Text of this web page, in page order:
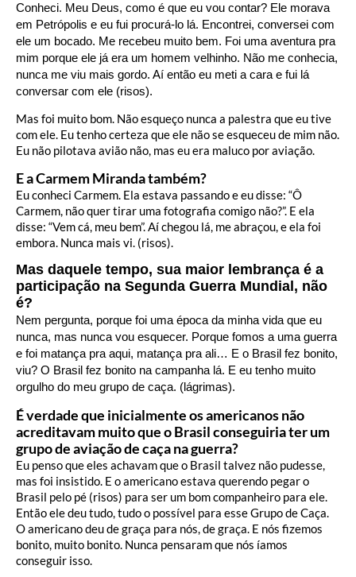
Conheci. Meu Deus, como é que eu vou contar? Ele morava
em Petrópolis e eu fui procurá-lo lá. Encontrei, conversei com
ele um bocado. Me recebeu muito bem. Foi uma aventura pra
mim porque ele já era um homem velhinho. Não me conhecia,
nunca me viu mais gordo. Aí então eu meti a cara e fui lá
conversar com ele (risos).
Mas foi muito bom. Não esqueço nunca a palestra que eu tive
com ele. Eu tenho certeza que ele não se esqueceu de mim não.
Eu não pilotava avião não, mas eu era maluco por aviação.
E a Carmem Miranda também?
Eu conheci Carmem. Ela estava passando e eu disse: “Ô
Carmem, não quer tirar uma fotografia comigo não?”. E ela
disse: “Vem cá, meu bem”. Aí chegou lá, me abraçou, e ela foi
embora. Nunca mais vi. (risos).
Mas daquele tempo, sua maior lembrança é a
participação na Segunda Guerra Mundial, não
é?
Nem pergunta, porque foi uma época da minha vida que eu
nunca, mas nunca vou esquecer. Porque fomos a uma guerra
e foi matança pra aqui, matança pra ali… E o Brasil fez bonito,
viu? O Brasil fez bonito na campanha lá. E eu tenho muito
orgulho do meu grupo de caça. (lágrimas).
É verdade que inicialmente os americanos não
acreditavam muito que o Brasil conseguiria ter um
grupo de aviação de caça na guerra?
Eu penso que eles achavam que o Brasil talvez não pudesse,
mas foi insistido. E o americano estava querendo pegar o
Brasil pelo pé (risos) para ser um bom companheiro para ele.
Então ele deu tudo, tudo o possível para esse Grupo de Caça.
O americano deu de graça para nós, de graça. E nós fizemos
bonito, muito bonito. Nunca pensaram que nós íamos
conseguir isso.